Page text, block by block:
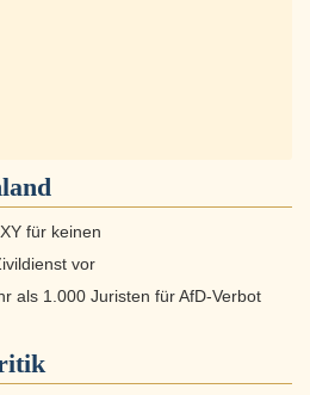
für keinen
vor
als 1.000 Juristen für AfD-Verbot